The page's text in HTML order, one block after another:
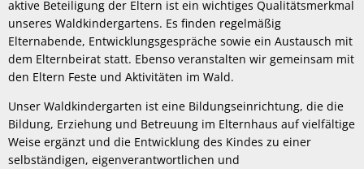
aktive Beteiligung der Eltern ist ein wichtiges Qualitätsmerkmal
unseres Waldkindergartens. Es finden regelmäßig
Elternabende, Entwicklungsgespräche sowie ein Austausch mit
dem Elternbeirat statt. Ebenso veranstalten wir gemeinsam mit
den Eltern Feste und Aktivitäten im Wald.
Unser Waldkindergarten ist eine Bildungseinrichtung, die die
Bildung, Erziehung und Betreuung im Elternhaus auf vielfältige
Weise ergänzt und die Entwicklung des Kindes zu einer
selbständigen, eigenverantwortlichen und